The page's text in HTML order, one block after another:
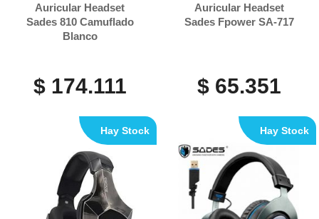
Auricular Headset
Sades 810 Camuflado
Blanco
$ 174.111
Auricular Headset
Sades Fpower SA-717
$ 65.351
Hay Stock Hay Stock